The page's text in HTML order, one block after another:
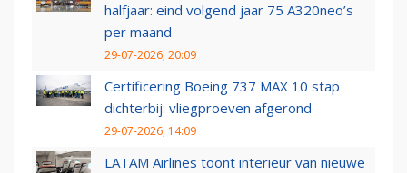
halfjaar: eind volgend jaar 75 A320neo’s
per maand
29-07-2026, 20:09
Certificering Boeing 737 MAX 10 stap
dichterbij: vliegproeven afgerond
29-07-2026, 14:09
LATAM Airlines toont interieur van nieuwe